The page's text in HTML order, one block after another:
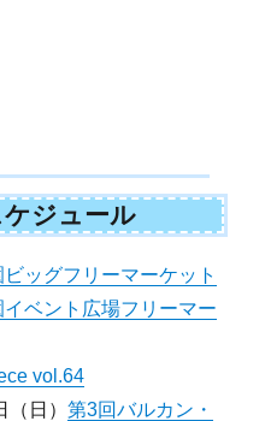
ジュール
ッグフリーマーケット
ベント広場フリーマー
vol.64
（日）第3回バルカン・